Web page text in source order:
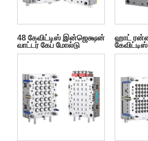
48 கேவிட்டிஸ் இன்ஜெக்ஷன்
வாட்டர் கேப் மோல்டு
ஹாட்
மோல்டு